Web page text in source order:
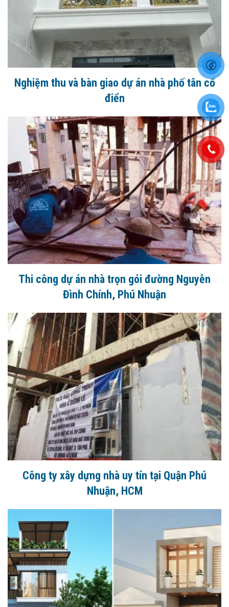
Nghiệm thu và bàn giao dự án nhà phố tân cổ
điển
Thi công dự án nhà trọn gói đường Nguyễn
Đình Chính, Phú Nhuận
Công ty xây dựng nhà uy tín tại Quận Phú
Nhuận, HCM